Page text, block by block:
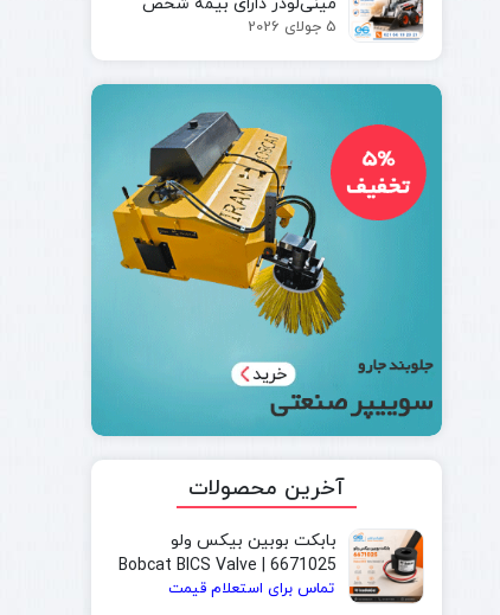
ثالث و بیمه بدنه ماشین‌آلات
5 جولای 2026
آخرین محصولات
بابکت بوبین بیکس ولو
6671025 | Bobcat BICS Valve
Solenoid Coil
تماس برای استعلام قیمت